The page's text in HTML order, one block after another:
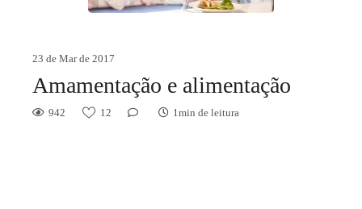
23 de Mar de 2017
Amamentação e alimentação
942 12 1min de leitura